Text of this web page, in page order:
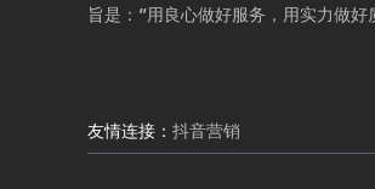
旨是：“用良心做好服务，用实力做好
友情连接： 抖音营销